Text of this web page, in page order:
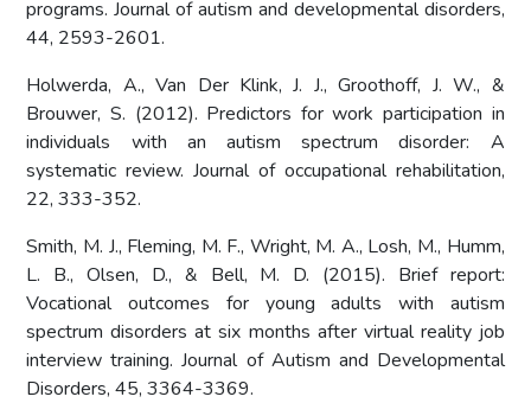
programs. Journal of autism and developmental disorders,
44, 2593-2601.
Holwerda, A., Van Der Klink, J. J., Groothoff, J. W., &
Brouwer, S. (2012). Predictors for work participation in
individuals with an autism spectrum disorder: A
systematic review. Journal of occupational rehabilitation,
22, 333-352.
Smith, M. J., Fleming, M. F., Wright, M. A., Losh, M., Humm,
L. B., Olsen, D., & Bell, M. D. (2015). Brief report:
Vocational outcomes for young adults with autism
spectrum disorders at six months after virtual reality job
interview training. Journal of Autism and Developmental
Disorders, 45, 3364-3369.